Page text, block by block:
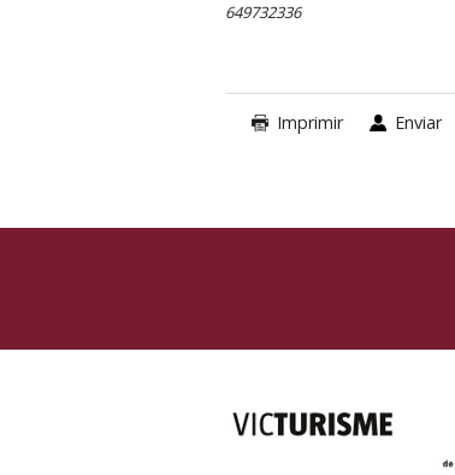
649732336
Imprimir Enviar